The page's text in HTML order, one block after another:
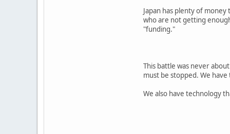
Japan has plenty of
who are not getting
"funding."
This battle was never
must be stopped. We
We also have technology